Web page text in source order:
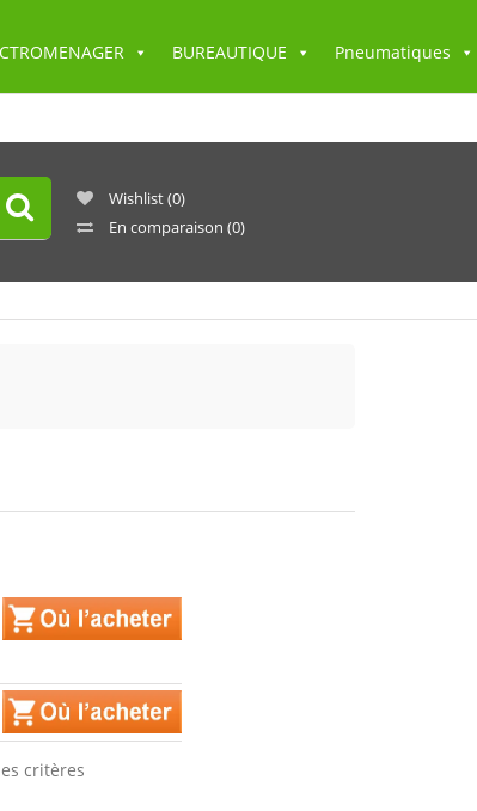
BUREAUTIQUE Pneumatiques
Wishlist(0)
En comparaison (0)
critères